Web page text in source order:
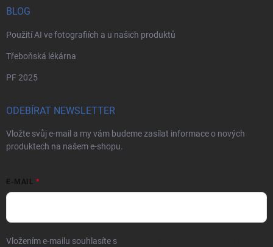
BLOG
Použití AI ve fotografiích a u našich produktů
Třeboňská lékárna
PF 2025
ODEBÍRAT NEWSLETTER
Vložte svůj e-mail a my vám budeme zasílat informace o nových
produktech na našem e-shopu.
E-MAIL
Vložením e-mailu souhlasíte s